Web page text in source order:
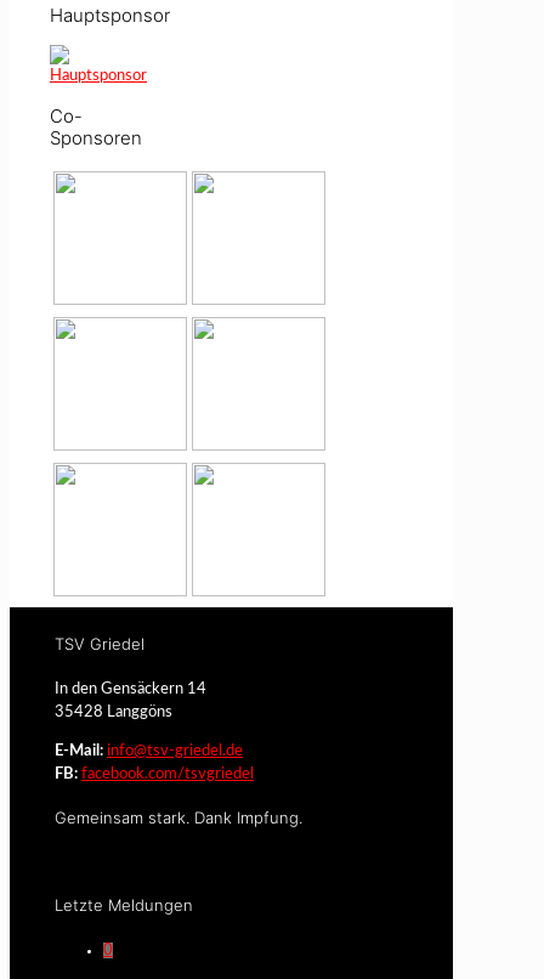
Hauptsponsor
Co-
Sponsoren
TSV Griedel
In den Gensäckern 14
35428 Langgöns
E-Mail: info@tsv-griedel.de
FB: facebook.com/tsvgriedel
Gemeinsam stark. Dank Impfung.
Letzte Meldungen
0